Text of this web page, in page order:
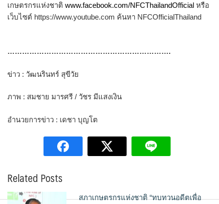
เกษตรกรแห่งชาติ www.facebook.com/NFCThailandOfficial หรือ
เว็บไซต์ https://www.youtube.com ค้นหา NFCOfficialThailand
………………………………………………………….
ข่าว : วัฒนรินทร์ สุขีวัย
ภาพ : สมชาย มารศรี / วัชร มีแสงเงิน
อำนวยการข่าว : เดชา บุญโต
Related Posts
สภาเกษตรกรแห่งชาติ “ทบทวนอดีตเพื่อ